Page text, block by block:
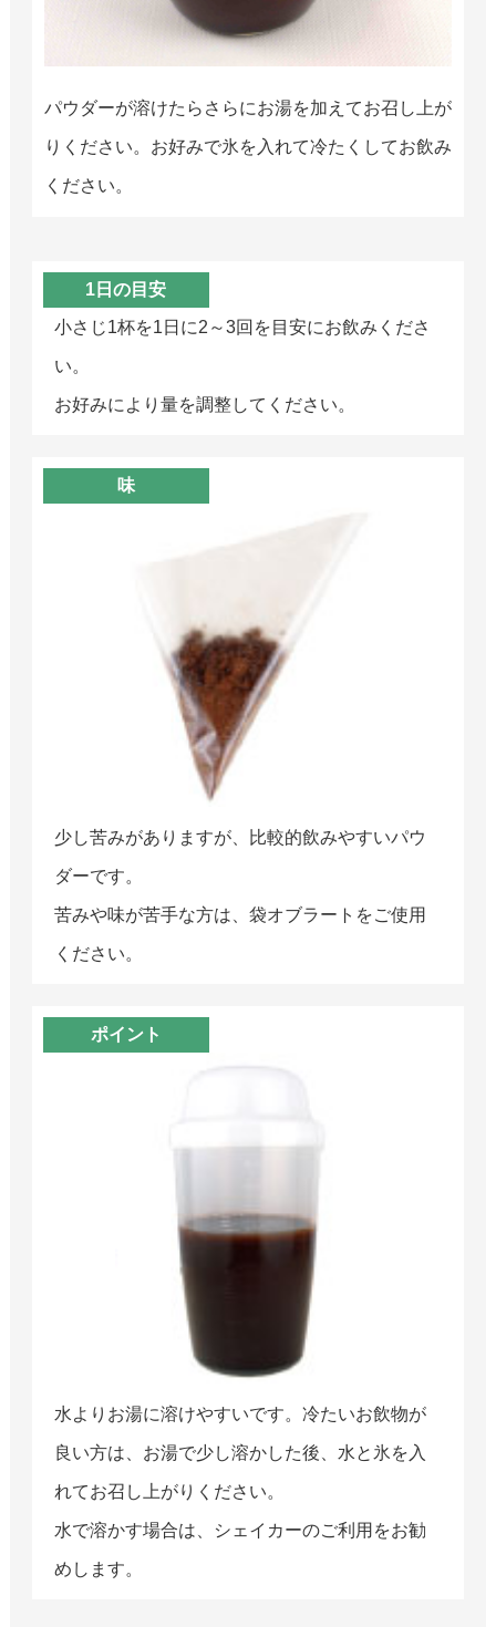
パウダーが溶けたらさらにお湯を加えてお召し上が
りください。お好みで氷を入れて冷たくしてお飲み
ください。
1日の目安
小さじ1杯を1日に2～3回を目安にお飲みくださ
い。
お好みにより量を調整してください。
味
少し苦みがありますが、比較的飲みやすいパウ
ダーです。
苦みや味が苦手な方は、袋オブラートをご使用
ください。
ポイント
水よりお湯に溶けやすいです。冷たいお飲物が
良い方は、お湯で少し溶かした後、水と氷を入
れてお召し上がりください。
水で溶かす場合は、シェイカーのご利用をお勧
めします。